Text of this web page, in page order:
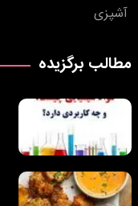
آشپزی
مطالب برگزیده